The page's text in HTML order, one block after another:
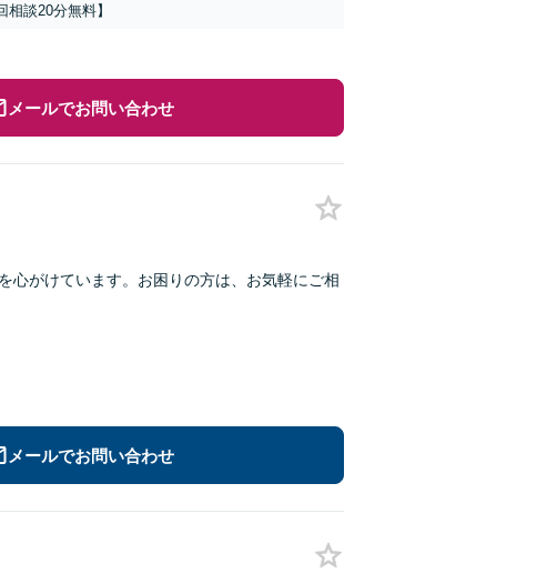
談20分無料】
メールでお問い合わせ
心がけています。お困りの方は、お気軽にご相
メールでお問い合わせ